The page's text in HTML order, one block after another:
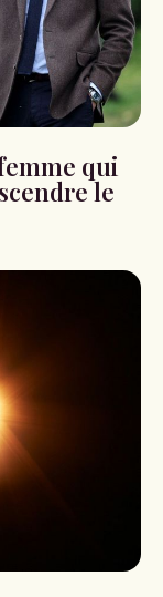
qui
le